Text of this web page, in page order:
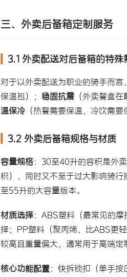
三、外卖后备箱定制服务
3.1 外卖配送对后备箱的特殊
对于以外卖配送为职业的骑手而言
保温包）； 稳固抗震 （外卖餐盒
温保冷 （热餐需要保温，冷饮需要
3.2 外卖后备箱规格与材质
容量规格：30至40升的容积是外
积），同时又不至于过大影响骑
至55升的大容量版本。
材质选择：ABS塑料（最常见的
择；PP塑料（聚丙烯，比ABS更
较高且重量偏大，通常用于高端定
核心功能配置：快拆锁扣（单手